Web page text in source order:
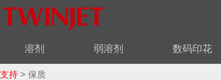
溶剂 弱溶剂 数码印花
支持 > 保质